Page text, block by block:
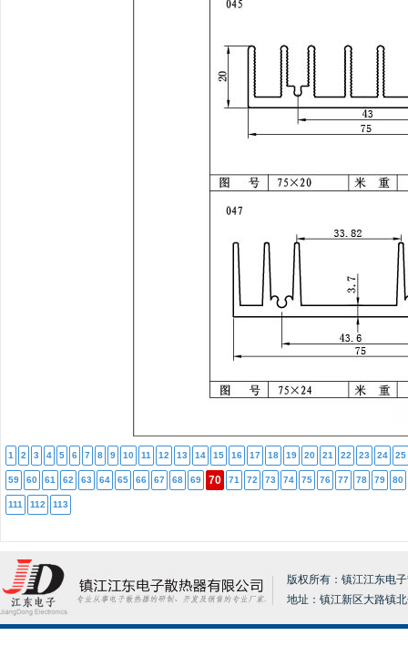
1 2 3 4 5 6 7 8 9 10 11 12 13 14 15 16 17 18 19 20 21 22 23 24 25
59 60 61 62 63 64 65 66 67 68 69 70 71 72 73 74 75 76 77 78 79 80
111 112 113
版权所有：镇江江东电
地址：镇江新区大路镇